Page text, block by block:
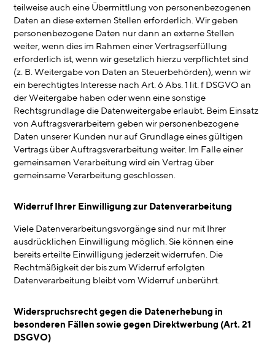
teilweise auch eine Übermittlung von personenbezogenen
Daten an diese externen Stellen erforderlich. Wir geben
personenbezogene Daten nur dann an externe Stellen
weiter, wenn dies im Rahmen einer Vertragserfüllung
erforderlich ist, wenn wir gesetzlich hierzu verpflichtet sind
(z. B. Weitergabe von Daten an Steuerbehörden), wenn wir
ein berechtigtes Interesse nach Art. 6 Abs. 1 lit. f DSGVO an
der Weitergabe haben oder wenn eine sonstige
Rechtsgrundlage die Datenweitergabe erlaubt. Beim Einsatz
von Auftragsverarbeitern geben wir personenbezogene
Daten unserer Kunden nur auf Grundlage eines gültigen
Vertrags über Auftragsverarbeitung weiter. Im Falle einer
gemeinsamen Verarbeitung wird ein Vertrag über
gemeinsame Verarbeitung geschlossen.
Widerruf Ihrer Einwilligung zur Datenverarbeitung
Viele Datenverarbeitungsvorgänge sind nur mit Ihrer
ausdrücklichen Einwilligung möglich. Sie können eine
bereits erteilte Einwilligung jederzeit widerrufen. Die
Rechtmäßigkeit der bis zum Widerruf erfolgten
Datenverarbeitung bleibt vom Widerruf unberührt.
Widerspruchsrecht gegen die Datenerhebung in
besonderen Fällen sowie gegen Direktwerbung (Art. 21
DSGVO)